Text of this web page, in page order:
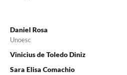
Daniel Rosa
Unoesc
Vinicius de Toledo Diniz
Sara Elisa Comachio